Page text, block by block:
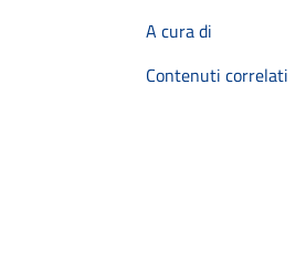
A cura di
Contenuti correlati